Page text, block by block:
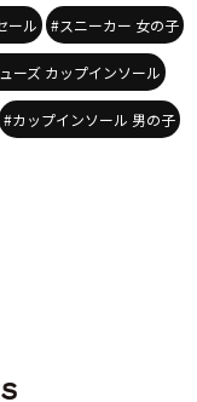
ール #スニーカー 女の子
ーズ カップインソール
#カップインソール 男の子